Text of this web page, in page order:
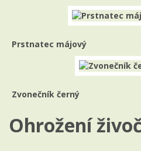
Prstnatec májový
Zvonečník černý
Ohrožení